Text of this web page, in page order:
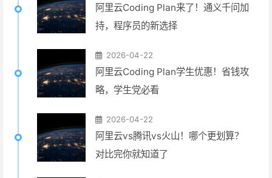
阿里云Coding Plan来了！通义千问加
持，程序员的新选择
2026-04-22
阿里云Coding Plan学生优惠！省钱攻
略，学生党必看
2026-04-22
阿里云vs腾讯vs火山！哪个更划算？
对比完你就知道了